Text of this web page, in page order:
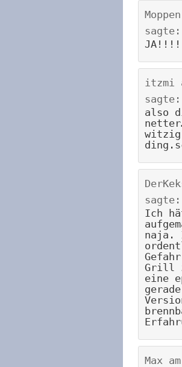
Moppen
sagte:
itzmi
sagte:
also
sagte:
Ich
naja.
Grill
eine
Max